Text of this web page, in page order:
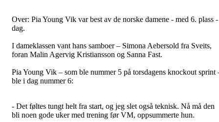
Over: Pia Young Vik var best av de norske damene - med 6. plass
dag.
I dameklassen vant hans samboer – Simona Aebersold fra Sveits,
foran Malin Agervig Kristiansson og Sanna Fast.
Pia Young Vik – som ble nummer 5 på torsdagens knockout sprint
ble i dag nummer 6:
- Det føltes tungt helt fra start, og jeg slet også teknisk. Nå må den
bli noen gode uker med trening før VM, oppsummerte hun.